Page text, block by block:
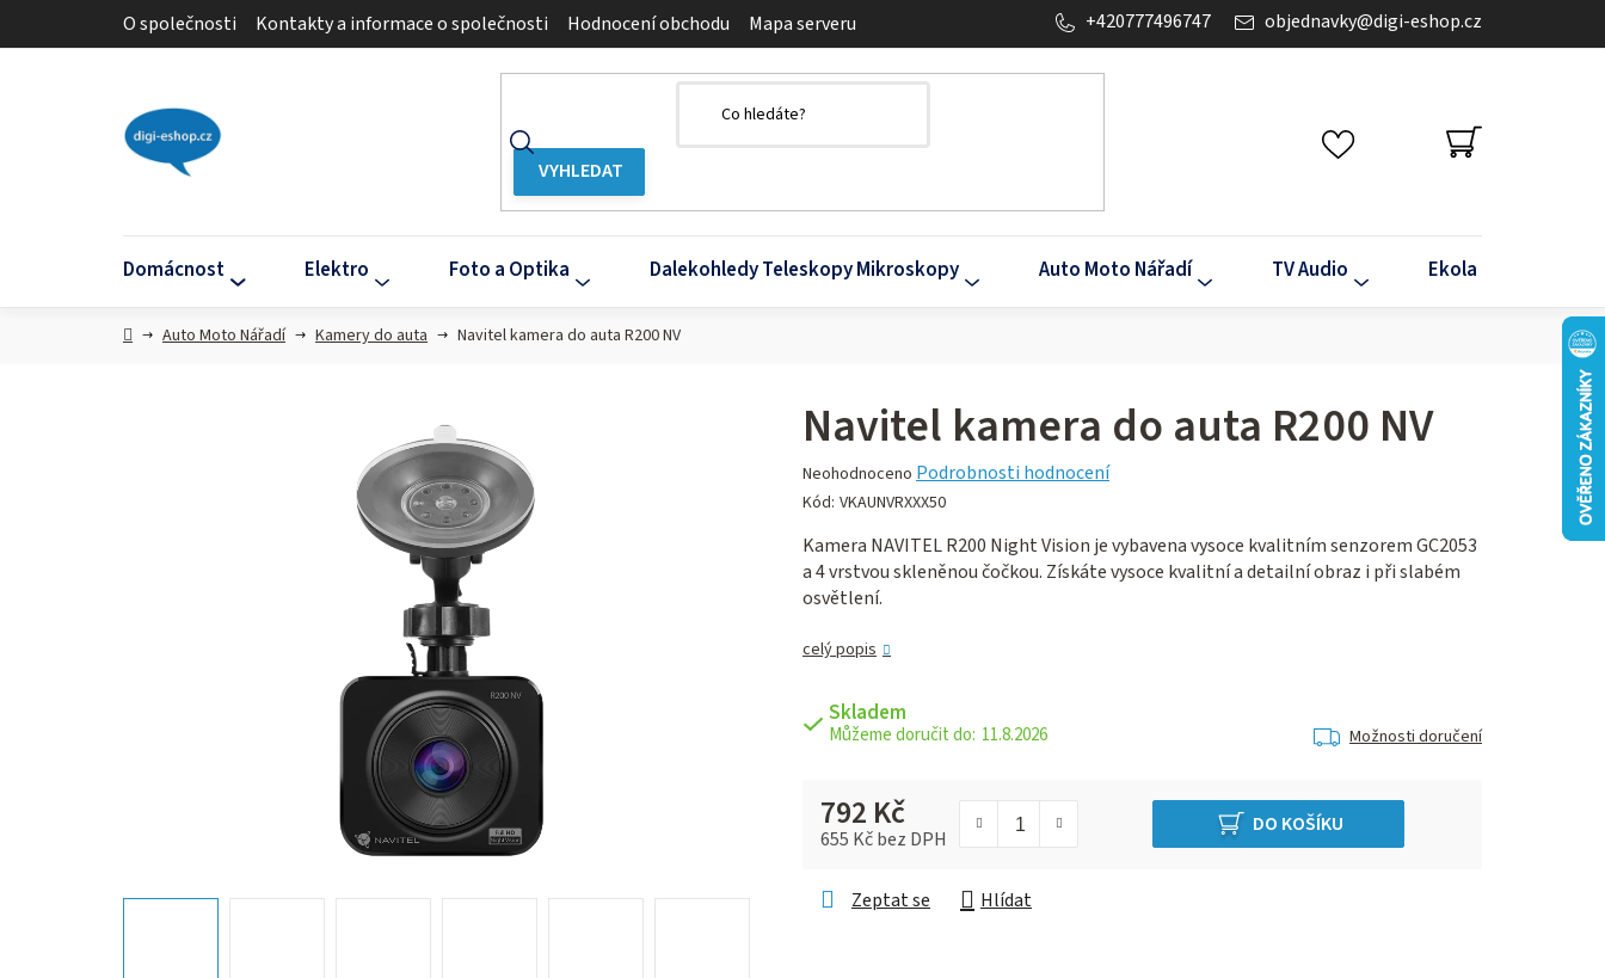
O společnosti Kontakty a informace o společnosti Hodnocení obchodu Mapa serveru objednavky@digi-eshop.cz
+420777496747
NÁKUPNÍ
KOŠÍK
Domácnost Elektro Foto a Optika Dalekohledy Teleskopy Mikroskopy Auto Moto Nářadí TV Audio Ekola
DomůAuto Moto Nářadí Kamery do auta Navitel kamera do auta R200 NV
Navitel kamera do auta R200 NV
Průměrné
hodnocení
je
0,0
z 5
Neohodnoceno Podrobnosti hodnocení
Kód: VKAUNVRXXX50
Kamera NAVITEL R200 Night Vision je vybavena vysoce kvalitním senzorem GC2053
a 4 vrstvou skleněnou čočkou. Získáte vysoce kvalitní a detailní obraz i při slabém
osvětlení.
celý popis
Skladem
11.8.2026 Možnosti doručení
792 Kč
655 Kč bez DPH
DO KOŠÍKU
Zeptat se Hlídat